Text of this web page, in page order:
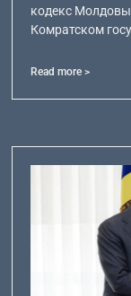
кодекс
Комратском
Read more >